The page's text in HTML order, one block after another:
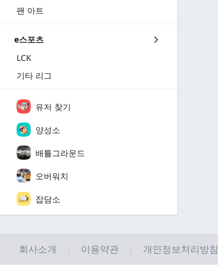
팬 아트
e스포츠
LCK
기타 리그
유저 찾기
양성소
배틀그라운드
오버워치
잡담소
회사소개 이용약관 개인정보처리방침